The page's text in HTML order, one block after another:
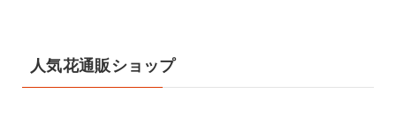
人気花通販ショップ